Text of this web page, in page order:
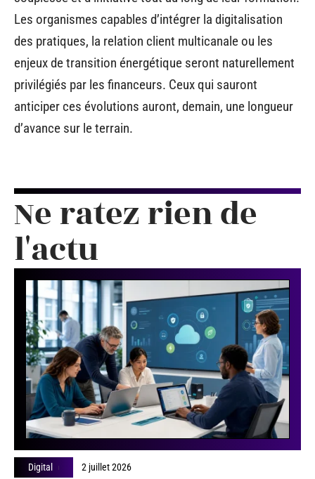
Les organismes capables d’intégrer la digitalisation
des pratiques, la relation client multicanale ou les
enjeux de transition énergétique seront naturellement
privilégiés par les financeurs. Ceux qui sauront
anticiper ces évolutions auront, demain, une longueur
d’avance sur le terrain.
Ne ratez rien de
l'actu
Digital 2 juillet 2026